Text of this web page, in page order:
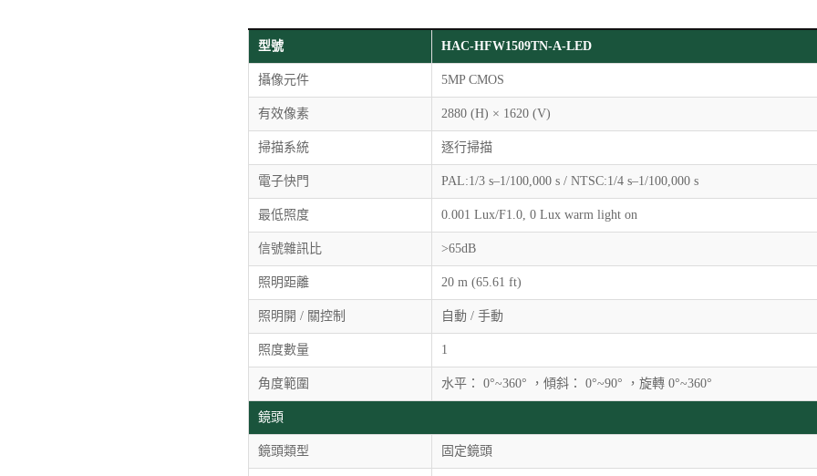
型號 HAC-HFW1509TN-A-LED
攝像元件 5MP CMOS
有效像素 2880 (H) × 1620 (V)
掃描系統 逐行掃描
電子快門 PAL:1/3 s–1/100,000 s / NTSC:1/4 s–1/100,000 s
最低照度 0.001 Lux/F1.0, 0 Lux warm light on
信號雜訊比 >65dB
照明距離 20 m (65.61 ft)
照明開 / 關控制 自動 / 手動
照度數量 1
角度範圍 水平： 0°~360° ，傾斜： 0°~90° ，旋轉 0°~360°
鏡頭
鏡頭類型 固定鏡頭